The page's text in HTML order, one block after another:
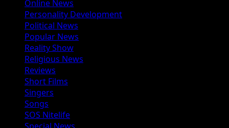
Online News
Personality Development
Political News
Popular News
Reality Show
Religious News
Reviews
Short Films
Singers
Songs
SOS Nitelife